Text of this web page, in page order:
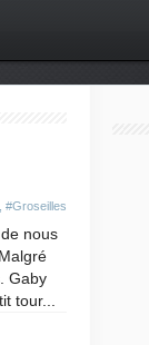
#Groseilles
nous
Gaby
tour...